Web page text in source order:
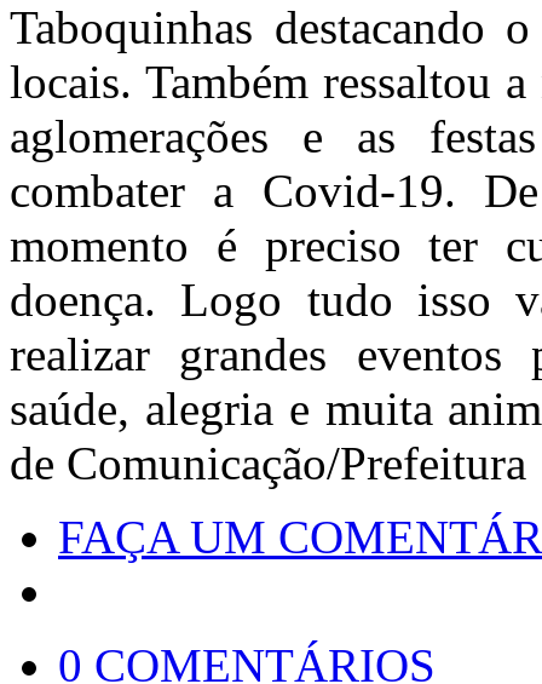
Taboquinhas destacando
locais. Também ressaltou
aglomerações e as
combater a Covid-19.
momento é preciso ter
doença. Logo tudo isso
realizar grandes eventos
saúde, alegria e muita
de Comunicação/Prefeitura
FAÇA UM
0 COMENTÁRIOS